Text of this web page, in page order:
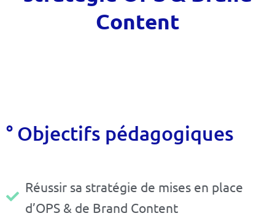
Content
° Objectifs pédagogiques
Réussir sa stratégie de mises en place
d’OPS & de Brand Content